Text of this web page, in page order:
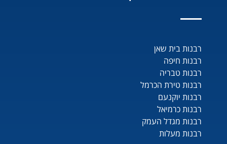
רבנות בית שאן
רבנות חיפה
רבנות טבריה
רבנות טירת הכרמל
רבנות יוקנעם
רבנות כרמיאל
רבנות מגדל העמק
רבנות מעלות